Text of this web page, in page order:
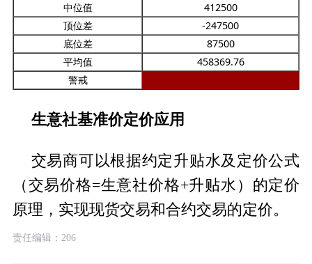
中位值
412500
顶位差
-247500
底位差
87500
平均值
458369.76
警戒
生意社基准价定价应用
交易商可以根据约定升贴水及定价公式
（交易价格=生意社价格+升贴水）的定价
原理，实现现货交易和合约交易的定价。
责任编辑：206